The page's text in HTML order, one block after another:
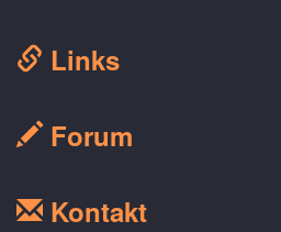
Links
Forum
Kontakt